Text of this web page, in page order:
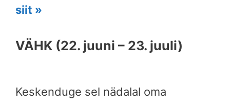
siit »
VÄHK (22. juuni – 23. juuli)
Keskenduge sel nädalal oma